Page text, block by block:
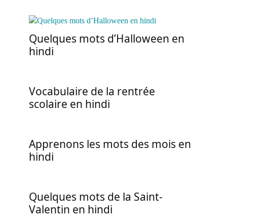
Quelques mots d’Halloween en
hindi
Vocabulaire de la rentrée
scolaire en hindi
Apprenons les mots des mois en
hindi
Quelques mots de la Saint-
Valentin en hindi